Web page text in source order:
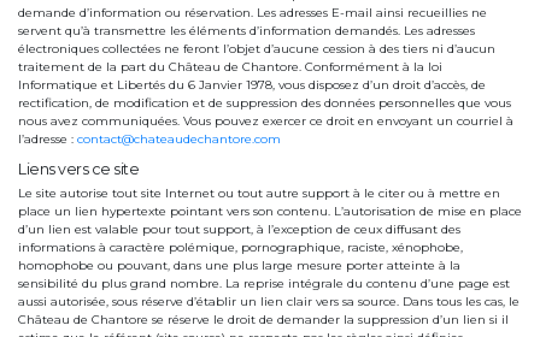
demande d’information ou réservation. Les adresses E-mail ainsi recueillies ne
servent qu’à transmettre les éléments d’information demandés. Les adresses
électroniques collectées ne feront l’objet d’aucune cession à des tiers ni d’aucun
traitement de la part du Château de Chantore. Conformément à la loi
Informatique et Libertés du 6 Janvier 1978, vous disposez d’un droit d’accès, de
rectification, de modification et de suppression des données personnelles que vous
nous avez communiquées. Vous pouvez exercer ce droit en envoyant un courriel à
l’adresse : contact@chateaudechantore.com
Liens vers ce site
Le site autorise tout site Internet ou tout autre support à le citer ou à mettre en
place un lien hypertexte pointant vers son contenu. L’autorisation de mise en place
d’un lien est valable pour tout support, à l’exception de ceux diffusant des
informations à caractère polémique, pornographique, raciste, xénophobe,
homophobe ou pouvant, dans une plus large mesure porter atteinte à la
sensibilité du plus grand nombre. La reprise intégrale du contenu d’une page est
aussi autorisée, sous réserve d’établir un lien clair vers sa source. Dans tous les cas, le
Château de Chantore se réserve le droit de demander la suppression d’un lien si il